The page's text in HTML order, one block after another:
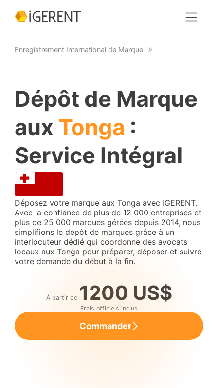
Enregistrement International de Marque
Dépôt de Marque
aux Tonga :
Service Intégral
Déposez votre marque aux Tonga avec iGERENT.
Avec la confiance de plus de 12 000 entreprises et
plus de 25 000 marques gérées depuis 2014, nous
simplifions le dépôt de marques grâce à un
interlocuteur dédié qui coordonne des avocats
locaux aux Tonga pour préparer, déposer et suivre
votre demande du début à la fin.
À partir de 1200 US$
Frais officiels inclus
Commander